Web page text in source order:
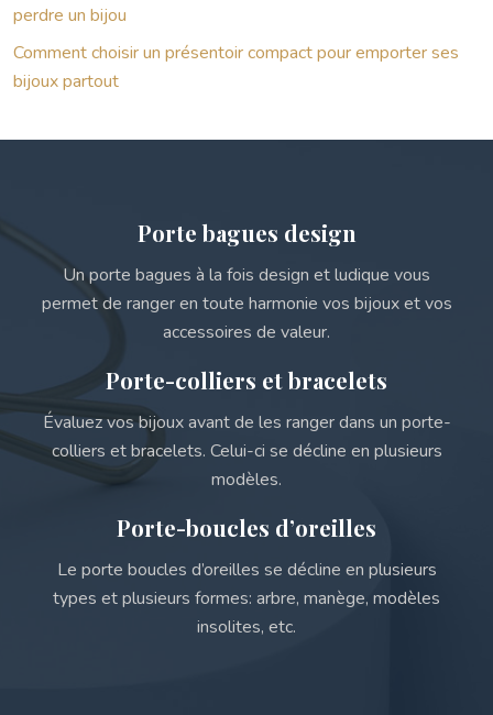
perdre un bijou
Comment choisir un présentoir compact pour emporter ses
bijoux partout
Porte bagues design
Un porte bagues à la fois design et ludique vous
permet de ranger en toute harmonie vos bijoux et vos
accessoires de valeur.
Porte-colliers et bracelets
Évaluez vos bijoux avant de les ranger dans un porte-
colliers et bracelets. Celui-ci se décline en plusieurs
modèles.
Porte-boucles d’oreilles
Le porte boucles d’oreilles se décline en plusieurs
types et plusieurs formes: arbre, manège, modèles
insolites, etc.